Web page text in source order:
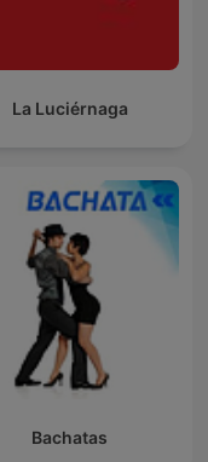
La Luciérnaga
Bachatas